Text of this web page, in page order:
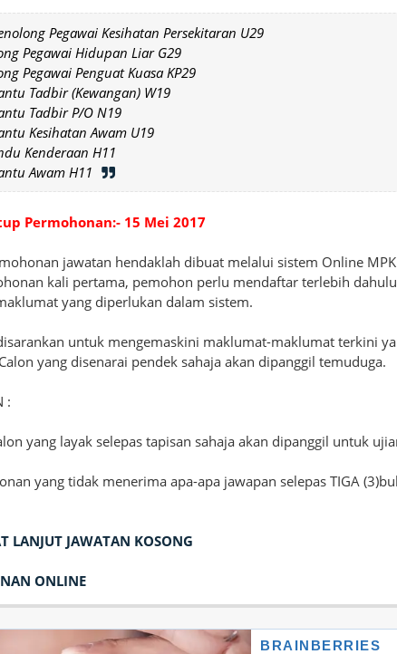
Pegawai Kesihatan Persekitaran U29
Pegawai Hidupan Liar G29
Pegawai Penguat Kuasa KP29
Tadbir (Kewangan) W19
Tadbir P/O N19
Kesihatan Awam U19
Kenderaan H11
Awam H11
Permohonan:- 15 Mei 2017
jawatan hendaklah dibuat melalui sistem Online
kali pertama, pemohon perlu mendaftar terlebih
yang diperlukan dalam sistem.
untuk mengemaskini maklumat-maklumat terkini
yang disenarai pendek sahaja akan dipanggil temuduga.
:
yang layak selepas tapisan sahaja akan dipanggil untuk
yang tidak menerima apa-apa jawapan selepas TIGA
LANJUT JAWATAN KOSONG
ONLINE